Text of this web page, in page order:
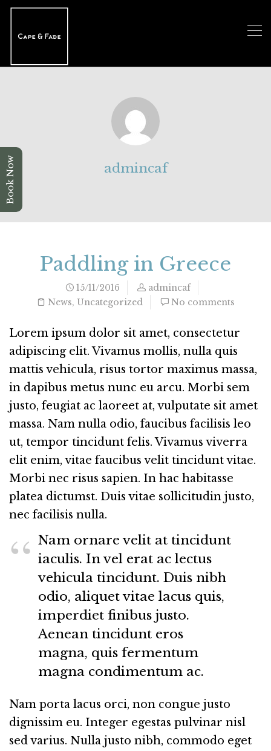
admincaf
Paddling in Greece
15/11/2016
admincaf
News, Uncategorized No comments
Lorem ipsum dolor sit amet, consectetur
adipiscing elit. Vivamus mollis, nulla quis
mattis vehicula, risus tortor maximus massa,
in dapibus metus nunc eu arcu. Morbi sem
justo, feugiat ac laoreet at, vulputate sit amet
massa. Nam nulla odio, faucibus facilisis leo
ut, tempor tincidunt felis. Vivamus viverra
elit enim, vitae faucibus velit tincidunt vitae.
Morbi nec risus sapien. In hac habitasse
platea dictumst. Duis vitae sollicitudin justo,
nec facilisis nulla.
Nam ornare velit at tincidunt
iaculis. In vel erat ac lectus
vehicula tincidunt. Duis nibh
odio, aliquet vitae lacus quis,
imperdiet finibus justo.
Aenean tincidunt eros
magna, quis fermentum
magna condimentum ac.
Nam porta lacus orci, non congue justo
dignissim eu. Integer egestas pulvinar nisl
sed varius. Nulla justo nibh, commodo eget
Book Now